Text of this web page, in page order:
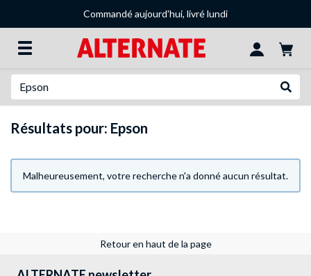
Commandé aujourd'hui, livré lundi
Résultats pour: Epson
Malheureusement, votre recherche n'a donné aucun résultat.
Retour en haut de la page